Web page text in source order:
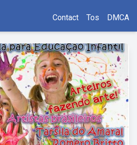
Contact Tos DMCA